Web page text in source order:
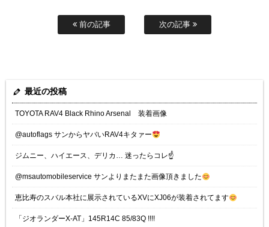
前の記事 次の記事
最近の投稿
TOYOTA RAV4 Black Rhino Arsenal 装着画像
@autoflags サンからヤバいRAV4キタァー
ジムニー、ハイエース、デリカ… 迷ったらコレ☝️
@msautomobileservice サンよりまたまた画像頂きました
恵比寿のスバル本社に展示されているXVにXJ06が装着されてます
「ジオランダーX-AT」145R14C 85/83Q !!!!